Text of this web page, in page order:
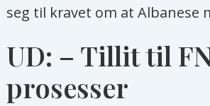
seg til kravet om at Albanese
UD: – Tillit til
prosesser